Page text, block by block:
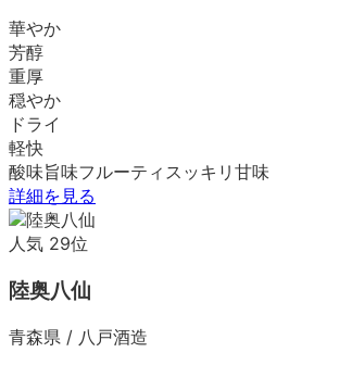
華やか
芳醇
重厚
穏やか
ドライ
軽快
酸味旨味フルーティ スッキリ 甘味
詳細を見る
人気 29位
陸奥八仙
青森県 / 八戸酒造